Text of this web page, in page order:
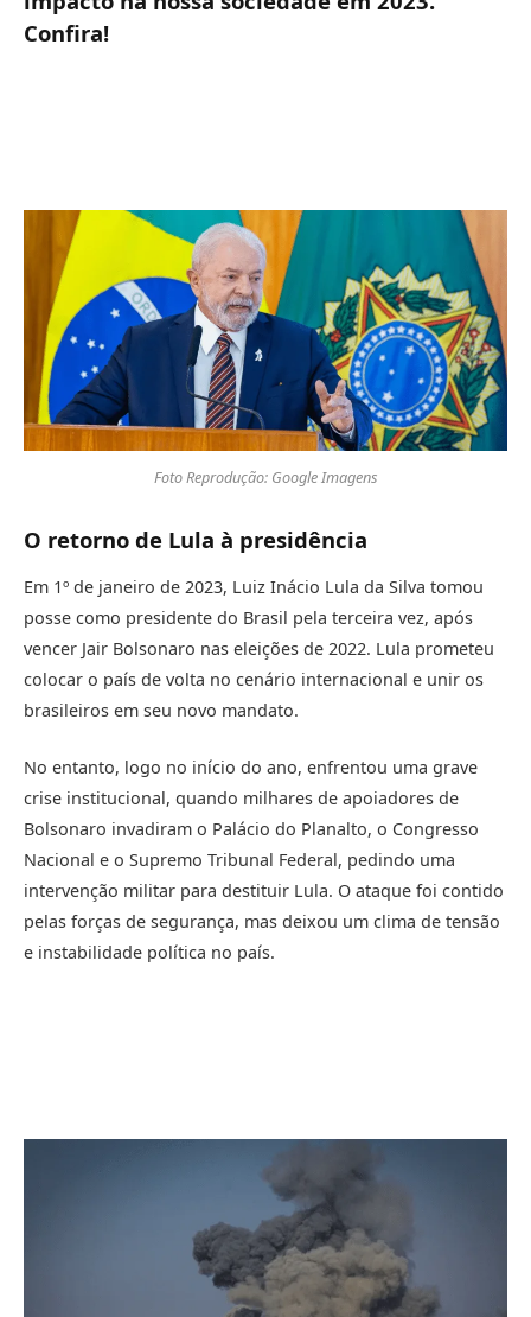
Confira!
Foto Reprodução: Google Imagens
O retorno de Lula à presidência
Em 1º de janeiro de 2023, Luiz Inácio Lula da Silva tomou
posse como presidente do Brasil pela terceira vez, após
vencer Jair Bolsonaro nas eleições de 2022. Lula prometeu
colocar o país de volta no cenário internacional e unir os
brasileiros em seu novo mandato.
No entanto, logo no início do ano, enfrentou uma grave
crise institucional, quando milhares de apoiadores de
Bolsonaro invadiram o Palácio do Planalto, o Congresso
Nacional e o Supremo Tribunal Federal, pedindo uma
intervenção militar para destituir Lula. O ataque foi contido
pelas forças de segurança, mas deixou um clima de tensão
e instabilidade política no país.